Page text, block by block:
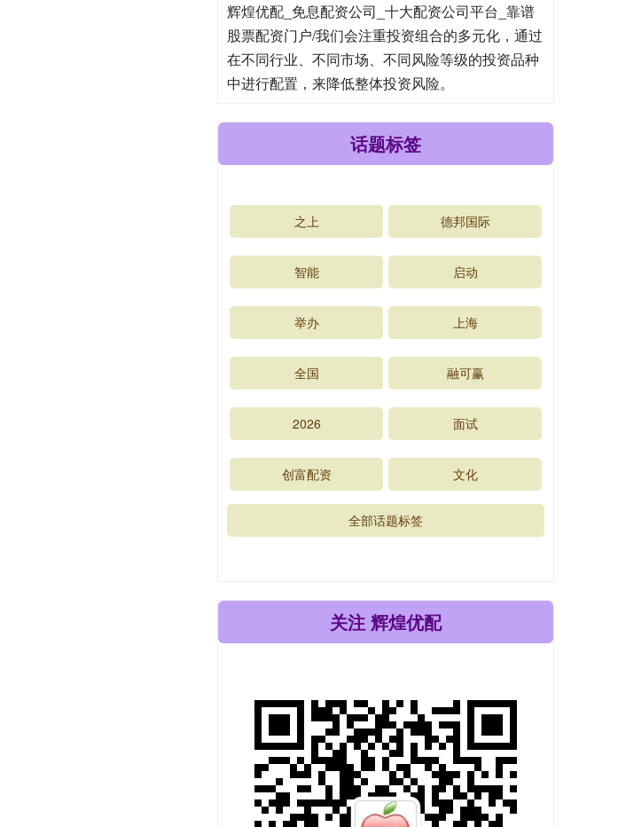
辉煌优配_免息配资公司_十大配资公司平台_靠谱
股票配资门户/我们会注重投资组合的多元化，通过
在不同行业、不同市场、不同风险等级的投资品种
中进行配置，来降低整体投资风险。
话题标签
之上 德邦国际
智能 启动
举办 上海
全国 融可赢
2026 面试
创富配资 文化
全部话题标签
关注 辉煌优配